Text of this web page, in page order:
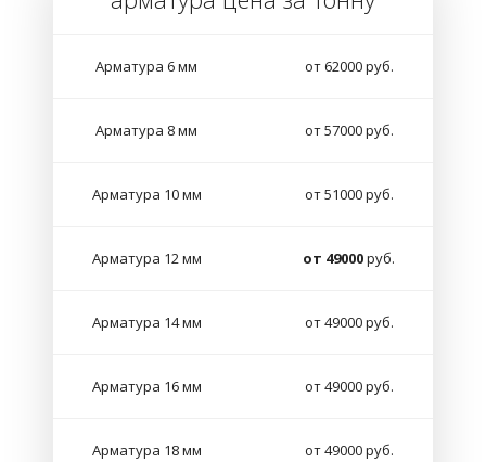
Арматура 6 мм от 62000 руб.
Арматура 8 мм от 57000 руб.
Арматура 10 мм от 51000 руб.
Арматура 12 мм от 49000руб.
Арматура 14 мм от 49000 руб.
Арматура 16 мм от 49000 руб.
Арматура 18 мм от 49000 руб.